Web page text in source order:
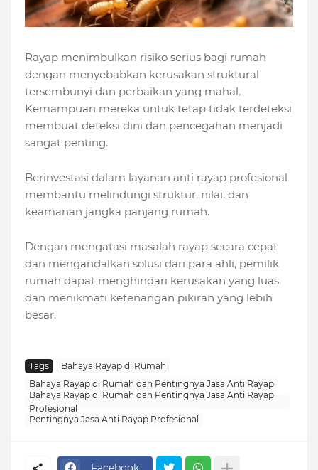
Rayap menimbulkan risiko serius bagi rumah
dengan menyebabkan kerusakan struktural
tersembunyi dan perbaikan yang mahal.
Kemampuan mereka untuk tetap tidak terdeteksi
membuat deteksi dini dan pencegahan menjadi
sangat penting.
Berinvestasi dalam layanan anti rayap profesional
membantu melindungi struktur, nilai, dan
keamanan jangka panjang rumah.
Dengan mengatasi masalah rayap secara cepat
dan mengandalkan solusi dari para ahli, pemilik
rumah dapat menghindari kerusakan yang luas
dan menikmati ketenangan pikiran yang lebih
besar.
Tags
Bahaya Rayap di Rumah
Bahaya Rayap di Rumah dan Pentingnya Jasa Anti Rayap
Bahaya Rayap di Rumah dan Pentingnya Jasa Anti Rayap
Profesional
Pentingnya Jasa Anti Rayap Profesional